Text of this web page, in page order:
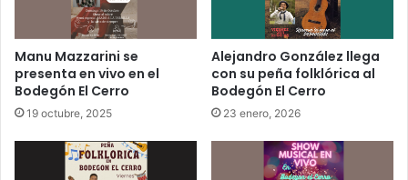
Manu Mazzarini se
presenta en vivo en el
Bodegón El Cerro
19 octubre, 2025
Alejandro González llega
con su peña folklórica al
Bodegón El Cerro
23 enero, 2026